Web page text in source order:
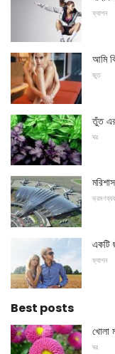
ফ্যাশন
আমি
জুত
তুঁত
ঘর
একটি
ফ্যাশন
Best posts
খোলা
ঘর